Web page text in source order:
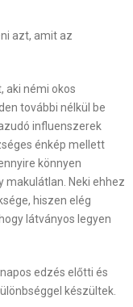
azt, amit az
aki némi okos
további nélkül be
influenszerek
énkép mellett
könnyen
makulátlan. Neki ehhez
hiszen elég
látványos legyen
edzés előtti és
készültek.